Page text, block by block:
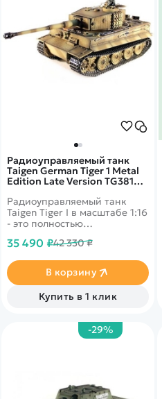
Радиоуправляемый танк
Taigen German Tiger 1 Metal
Edition Late Version TG3818-
Радиоуправляемый танк
Taigen Tiger I в масштабе 1:16
- это полностью
имеющая работающую
детализации и
металлические компоненты.
35 490 ₽42 330 ₽
В корзину
Купить в 1 клик
-29%